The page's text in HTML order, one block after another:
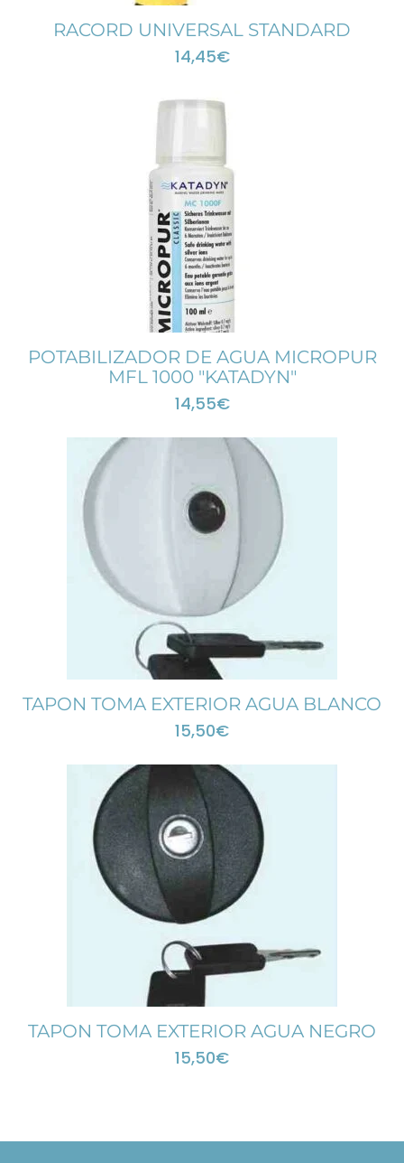
RACORD UNIVERSAL STANDARD
14,45€
POTABILIZADOR DE AGUA MICROPUR
MFL 1000 "KATADYN"
14,55€
TAPON TOMA EXTERIOR AGUA BLANCO
15,50€
TAPON TOMA EXTERIOR AGUA NEGRO
15,50€